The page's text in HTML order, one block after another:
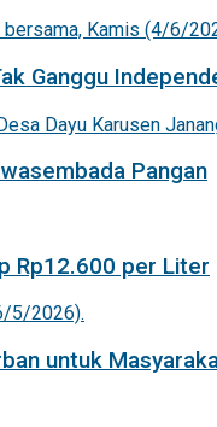
Ganggu
Pangan
Rp12.600 per Liter
untuk